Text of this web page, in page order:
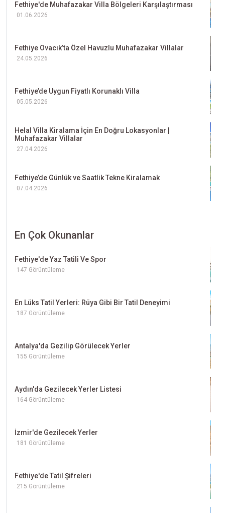
Fethiye'de Muhafazakar Villa Bölgeleri Karşılaştırması
01.06.2026
Fethiye Ovacık’ta Özel Havuzlu Muhafazakar Villalar
24.05.2026
Fethiye’de Uygun Fiyatlı Korunaklı Villa
05.05.2026
Helal Villa Kiralama İçin En Doğru Lokasyonlar |
Muhafazakar Villalar
27.04.2026
Fethiye’de Günlük ve Saatlik Tekne Kiralamak
07.04.2026
En Çok Okunanlar
Fethiye'de Yaz Tatili Ve Spor
147 Görüntüleme
En Lüks Tatil Yerleri: Rüya Gibi Bir Tatil Deneyimi
187 Görüntüleme
Antalya'da Gezilip Görülecek Yerler
155 Görüntüleme
Aydın'da Gezilecek Yerler Listesi
164 Görüntüleme
İzmir'de Gezilecek Yerler
181 Görüntüleme
Fethiye'de Tatil Şifreleri
215 Görüntüleme